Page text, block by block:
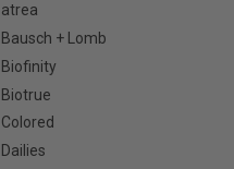
atrea
Bausch + Lomb
Biofinity
Biotrue
Colored
Dailies